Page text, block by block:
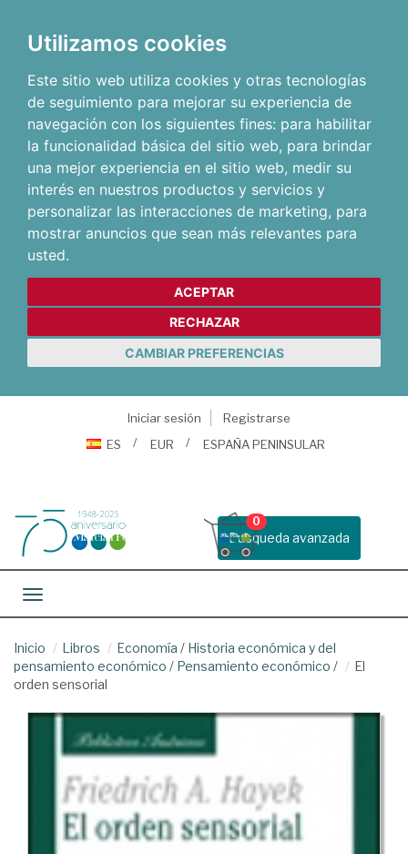
Utilizamos cookies
Este sitio web utiliza cookies y otras tecnologías
de seguimiento para mejorar su experiencia de
navegación con los siguientes fines: para habilitar
la funcionalidad básica del sitio web, para brindar
una mejor experiencia en el sitio web, medir su
interés en nuestros productos y servicios y
personalizar las interacciones de marketing, para
mostrar anuncios que sean más relevantes para
usted.
ACEPTAR
RECHAZAR
CAMBIAR PREFERENCIAS
Iniciar sesión
Registrarse
ES
EUR ESPAÑA PENINSULAR
Busqueda avanzada
0
Toggle navigation
Inicio Libros Economía / Historia económica y del
pensamiento económico / Pensamiento económico /
El
orden sensorial